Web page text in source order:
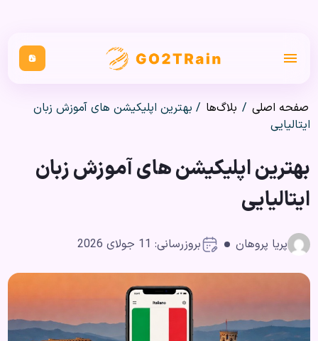
صفحه اصلی / بلاگ‌ها / بهترین اپلیکیشن های آموزش زبان
ایتالیایی
بهترین اپلیکیشن های آموزش زبان
ایتالیایی
پریا پروهان بروزرسانی: 11 جولای 2026